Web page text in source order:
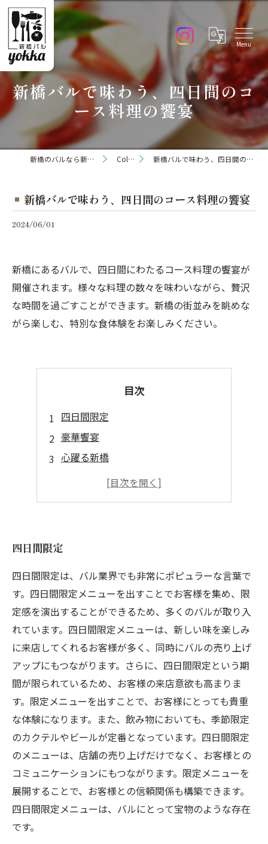
新橋バルで味わう、四日間のコ
ース料理の饗宴
新橋のバルなら新橋バル yokka Column 新橋バルで味わう、四日間のコース料理の饗宴
新橋バルで味わう、四日間のコース料理の饗宴
2024/06/01
新橋にあるバルで、四日間にわたるコース料理の饗宴が
開催されます。様々な料理の数々を味わいながら、贅沢
な時間を過ごすことができます。新橋の街並みを眺めな
がら楽しむ、特別な食体験をお楽しみください。
目次
四日間限定
豪華饗宴
心躍る新橋
飲み放題付き
四日間限定
四日間限定は、バル業界でも非常にポピュラーな言葉で
す。四日間限定メニューを出すことでお客様を集め、限
定感を演出することができるため、多くのバルが取り入
れています。四日間限定メニューは、新しい味を楽しみ
に来店してくれるお客様が多く、同時にバルの売り上げ
アップにもつながります。さらに、四日間限定という期
間が限られているため、お客様の来店意欲も高まりま
す。限定メニューを出すことで、お客様にとっても貴重
な体験になります。また、飲み物においても、季節限定
のカクテルやビールが定番となっています。四日間限定
のメニューは、店舗の売り上げだけでなく、お客様との
コミュニケーションにもつながります。限定メニューを
展開することで、お客様との信頼関係も構築できます。
四日間限定メニューは、バルにとって宝物のような存在
です。